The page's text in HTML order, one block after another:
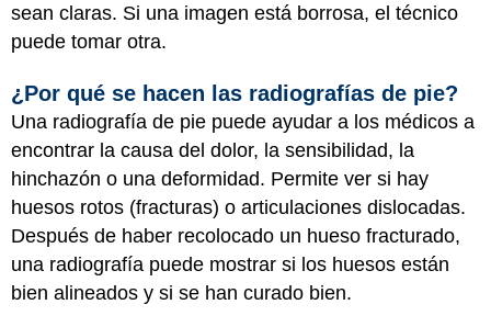
sean claras. Si una imagen está borrosa, el técnico
puede tomar otra.
¿Por qué se hacen las radiografías de pie?
Una radiografía de pie puede ayudar a los médicos a
encontrar la causa del dolor, la sensibilidad, la
hinchazón o una deformidad. Permite ver si hay
huesos rotos (fracturas) o articulaciones dislocadas.
Después de haber recolocado un hueso fracturado,
una radiografía puede mostrar si los huesos están
bien alineados y si se han curado bien.